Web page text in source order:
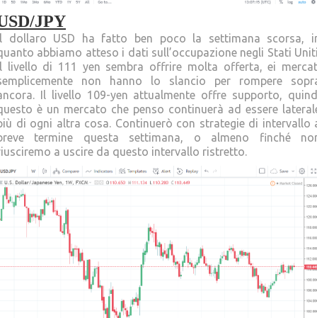
JPY
dollaro USD ha fatto ben poco la settimana scorsa,
abbiamo atteso i dati sull’occupazione negli Stati
livello di 111 yen sembra offrire molta offerta, ei
non hanno lo slancio per rompere
Il livello 109-yen attualmente offre supporto,
è un mercato che penso continuerà ad essere
di ogni altra cosa. Continuerò con strategie di intervallo
termine questa settimana, o almeno finché
a uscire da questo intervallo ristretto.